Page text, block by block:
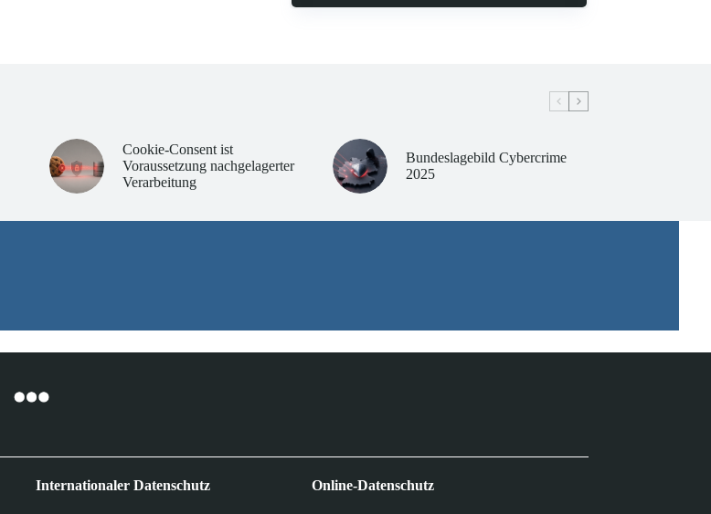
Cookie-Consent ist
Voraussetzung nachgelagerter
Verarbeitung
Bundeslagebild Cybercrime
2025
Internationaler Datenschutz Online-Datenschutz